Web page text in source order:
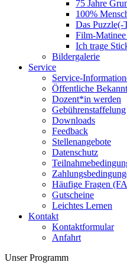
75 Jahre
100%
Das Puzzle(-
Film-Matinee
Ich trage
Bildergalerie
Service
Service-
Öffentliche
Dozent*in werden
Gebührenstaffelung
Downloads
Feedback
Stellenangebote
Datenschutz
Häufige Fragen
Gutscheine
Leichtes Lernen
Kontakt
Kontaktformular
Anfahrt
Unser Programm